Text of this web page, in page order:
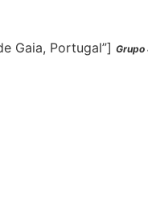
Gaia, Portugal”] Grupo